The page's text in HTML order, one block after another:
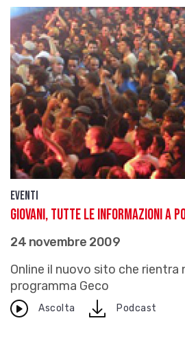
Eventi
Giovani, tutte le informazioni a
24 novembre 2009
Online il nuovo sito che rientra
programma Geco
Ascolta downloadPodcast